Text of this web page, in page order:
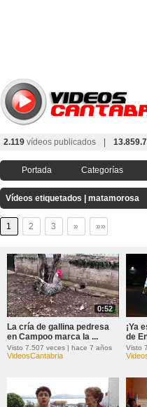
2.119 vídeos publicados
Portada Categorías
Vídeos etiquetados | matamorosa
1 2 3 » »»
0:52
La cría de gallina pedresa
en Campoo marca la ...
Visto 7.507 veces | hace 7 años
VideosCantabria
¡Ya
de
Visto